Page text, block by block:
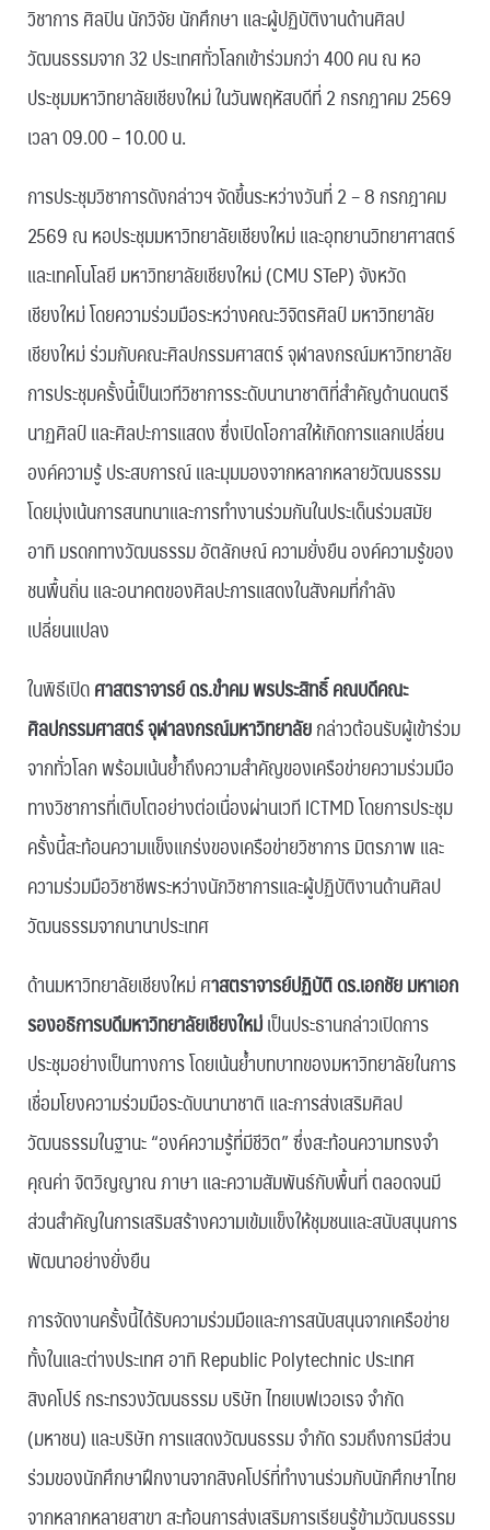
วิชาการ ศิลปิน นักวิจัย นักศึกษา และผู้ปฏิบัติงานด้านศิลป
วัฒนธรรมจาก 32 ประเทศทั่วโลกเข้าร่วมกว่า 400 คน ณ หอ
ประชุมมหาวิทยาลัยเชียงใหม่ ในวันพฤหัสบดีที่ 2 กรกฎาคม 2569
เวลา 09.00 – 10.00 น.
การประชุมวิชาการดังกล่าวฯ จัดขึ้นระหว่างวันที่ 2 – 8 กรกฎาคม
2569 ณ หอประชุมมหาวิทยาลัยเชียงใหม่ และอุทยานวิทยาศาสตร์
และเทคโนโลยี มหาวิทยาลัยเชียงใหม่ (CMU STeP) จังหวัด
เชียงใหม่ โดยความร่วมมือระหว่างคณะวิจิตรศิลป์ มหาวิทยาลัย
เชียงใหม่ ร่วมกับคณะศิลปกรรมศาสตร์ จุฬาลงกรณ์มหาวิทยาลัย
การประชุมครั้งนี้เป็นเวทีวิชาการระดับนานาชาติที่สำคัญด้านดนตรี
นาฏศิลป์ และศิลปะการแสดง ซึ่งเปิดโอกาสให้เกิดการแลกเปลี่ยน
องค์ความรู้ ประสบการณ์ และมุมมองจากหลากหลายวัฒนธรรม
โดยมุ่งเน้นการสนทนาและการทำงานร่วมกันในประเด็นร่วมสมัย
อาทิ มรดกทางวัฒนธรรม อัตลักษณ์ ความยั่งยืน องค์ความรู้ของ
ชนพื้นถิ่น และอนาคตของศิลปะการแสดงในสังคมที่กำลัง
เปลี่ยนแปลง
ในพิธีเปิดศาสตราจารย์ ดร.ขำคม พรประสิทธิ์ คณบดีคณะ
ศิลปกรรมศาสตร์ จุฬาลงกรณ์มหาวิทยาลัยกล่าวต้อนรับผู้เข้าร่วม
จากทั่วโลก พร้อมเน้นย้ำถึงความสำคัญของเครือข่ายความร่วมมือ
ทางวิชาการที่เติบโตอย่างต่อเนื่องผ่านเวที ICTMD โดยการประชุม
ครั้งนี้สะท้อนความแข็งแกร่งของเครือข่ายวิชาการ มิตรภาพ และ
ความร่วมมือวิชาชีพระหว่างนักวิชาการและผู้ปฏิบัติงานด้านศิลป
วัฒนธรรมจากนานาประเทศ
ด้านมหาวิทยาลัยเชียงใหม่ ศาสตราจารย์ปฏิบัติ ดร.เอกชัย มหาเอก
รองอธิการบดีมหาวิทยาลัยเชียงใหม่เป็นประธานกล่าวเปิดการ
ประชุมอย่างเป็นทางการ โดยเน้นย้ำบทบาทของมหาวิทยาลัยในการ
เชื่อมโยงความร่วมมือระดับนานาชาติ และการส่งเสริมศิลป
วัฒนธรรมในฐานะ “องค์ความรู้ที่มีชีวิต” ซึ่งสะท้อนความทรงจำ
คุณค่า จิตวิญญาณ ภาษา และความสัมพันธ์กับพื้นที่ ตลอดจนมี
ส่วนสำคัญในการเสริมสร้างความเข้มแข็งให้ชุมชนและสนับสนุนการ
พัฒนาอย่างยั่งยืน
การจัดงานครั้งนี้ได้รับความร่วมมือและการสนับสนุนจากเครือข่าย
ทั้งในและต่างประเทศ อาทิ Republic Polytechnic ประเทศ
สิงคโปร์ กระทรวงวัฒนธรรม บริษัท ไทยเบฟเวอเรจ จำกัด
(มหาชน) และบริษัท การแสดงวัฒนธรรม จำกัด รวมถึงการมีส่วน
ร่วมของนักศึกษาฝึกงานจากสิงคโปร์ที่ทำงานร่วมกับนักศึกษาไทย
จากหลากหลายสาขา สะท้อนการส่งเสริมการเรียนรู้ข้ามวัฒนธรรม